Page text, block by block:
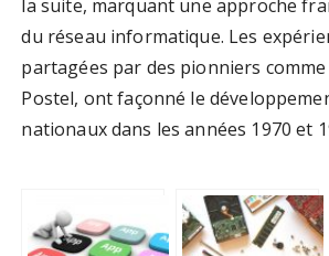
la suite, marquant une approche
du réseau informatique. Les
partagées par des pionniers
Postel, ont façonné le
nationaux dans les années 1970 et